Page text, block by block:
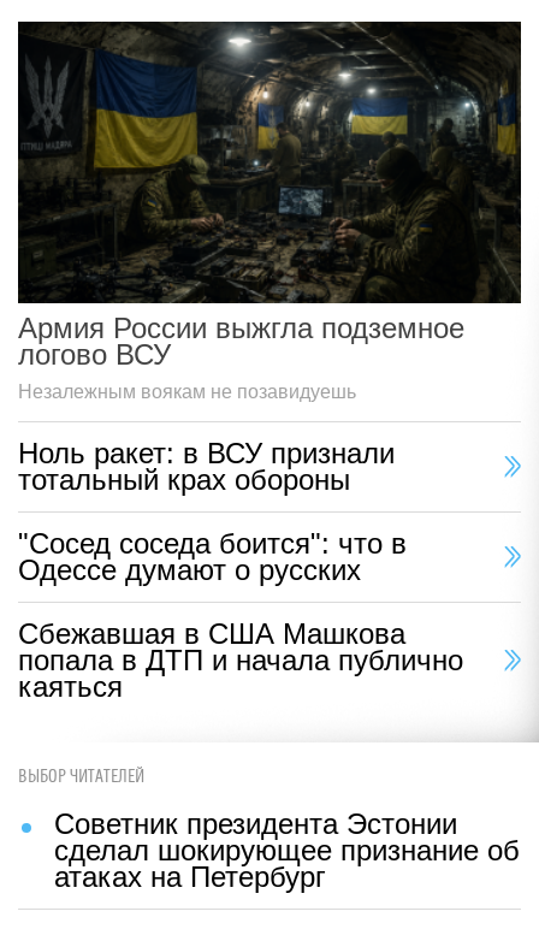
Армия России выжгла подземное
логово ВСУ
Незалежным воякам не позавидуешь
Ноль ракет: в ВСУ признали
тотальный крах обороны
"Сосед соседа боится": что в
Одессе думают о русских
Сбежавшая в США Машкова
попала в ДТП и начала публично
каяться
ВЫБОР ЧИТАТЕЛЕЙ
Советник президента Эстонии
сделал шокирующее признание об
атаках на Петербург